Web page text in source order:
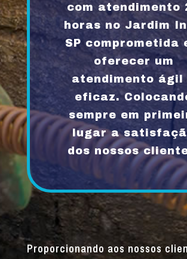
com atendimento
horas no Jardim
SP comprometida
oferecer um
atendimento ágil
eficaz.
sempre em
lugar a
dos nossos
Proporcionando aos nossos